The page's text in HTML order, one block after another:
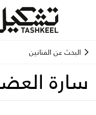
البحث عن الفنانين
سارة